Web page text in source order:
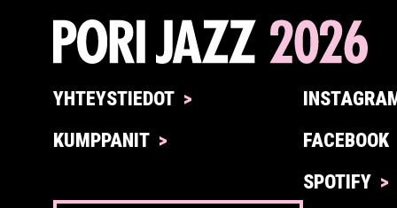
YHTEYSTIEDOT
KUMPPANIT
FACEBOOK
SPOTIFY